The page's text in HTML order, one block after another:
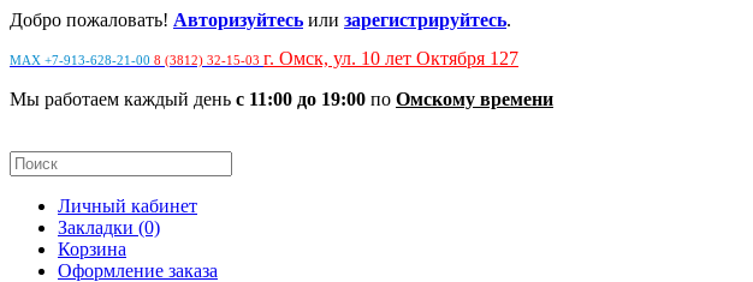
Добро пожаловать! Авторизуйтесь или зарегистрируйтесь.
MAX +7-913-628-21-00 8 (3812) 32-15-03 г. Омск, ул. 10 лет Октября 127
Мы работаем каждый день с 11:00 до 19:00 по Омскому времени
Личный кабинет
Закладки (0)
Корзина
Оформление заказа